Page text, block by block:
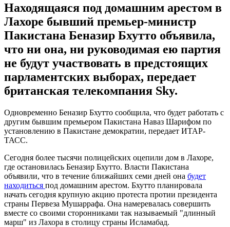
Находящаяся под домашним арестом в
Лахоре бывший премьер-министр
Пакистана Беназир Бхутто объявила,
что ни она, ни руководимая ею партия
не будут участвовать в предстоящих
парламентских выборах, передает
британская телекомпания Sky.
Одновременно Беназир Бхутто сообщила, что будет работать с
другим бывшим премьером Пакистана Наваз Шарифом по
установлению в Пакистане демократии, передает ИТАР-
ТАСС.
Сегодня более тысячи полицейских оцепили дом в Лахоре,
где остановилась Беназир Бхутто. Власти Пакистана
объявили, что в течение ближайших семи дней она будет
находиться под домашним арестом. Бхутто планировала
начать сегодня крупную акцию протеста протии президента
страны Первеза Мушаррафа. Она намеревалась совершить
вместе со своими сторонниками так называемый "длинный
марш" из Лахора в столицу страны Исламабад.